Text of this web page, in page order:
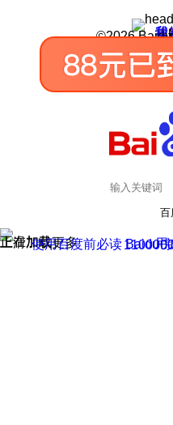
我
我
皮
用
©2026
百
正在加载
上滑加载更多 用
使用百度前必读 Baidu
京公网安备